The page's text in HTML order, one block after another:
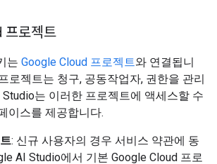
로젝트
는 Google Cloud 프로젝트와 연결됩니
로젝트는 청구, 공동작업자, 권한을 관리
Studio는 이러한 프로젝트에 액세스할 수
이스를 제공합니다.
: 신규 사용자의 경우 서비스 약관에 동
AI Studio에서 기본 Google Cloud 프로